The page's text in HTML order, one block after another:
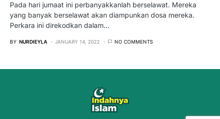
Pada hari jumaat ini perbanyakkanlah berselawat. Mereka
yang banyak berselawat akan diampunkan dosa mereka.
Perkara ini direkodkan dalam…
BY NURDIEYLA JANUARY 14, 2022 NO COMMENTS